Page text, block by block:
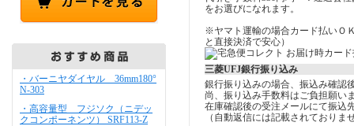
・バーニヤダイヤル 36mm180°
N-303
・高容量型 フジソク（ニデッ
クコンポーネンツ） SRF113-Z
をお選びになれます。
※ヤマト運輸の場合カード払いＯ
と直接決済で安心）
三菱UFJ銀行振り込み
銀行振り込みの場合、振込み確認
尚、振り込み手数料はご負担願い
在庫確認後の受注メールにて振込
（自動返信には記載されておりま